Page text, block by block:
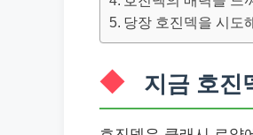
당장 호진덱을 시도
지금 호진